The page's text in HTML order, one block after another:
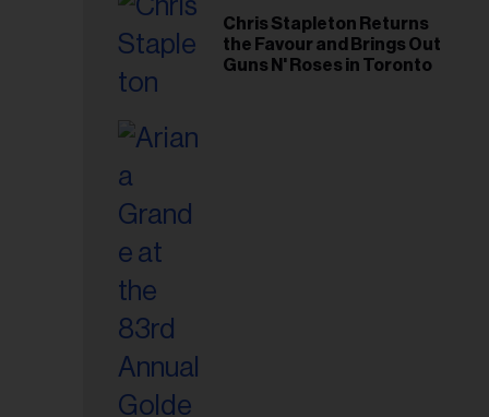
Chris Stapleton Returns
the Favour and Brings Out
Guns N' Roses in Toronto